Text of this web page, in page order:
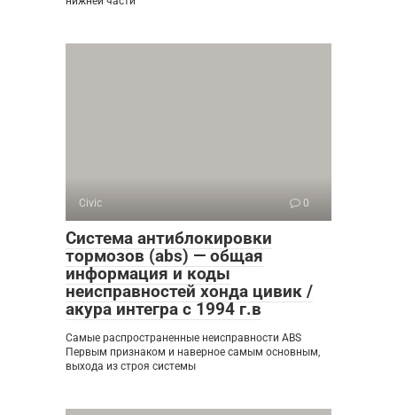
Civic 0
Система антиблокировки
тормозов (abs) — общая
информация и коды
неисправностей хонда цивик /
акура интегра с 1994 г.в
Самые распространенные неисправности ABS
Первым признаком и наверное самым основным,
выхода из строя системы